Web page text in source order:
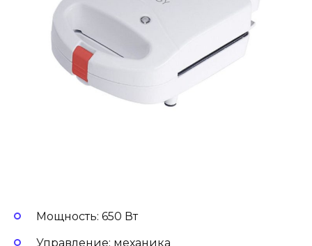
Мощность: 650 Вт
Управление: механика